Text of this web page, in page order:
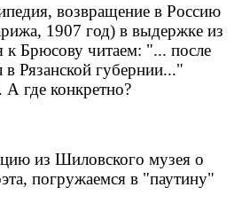
возвращение в Россию
1907 год) в выдержке из
к Брюсову читаем: "... после
Рязанской губернии..."
где конкретно?
из Шиловского музея о
погружаемся в "паутину"